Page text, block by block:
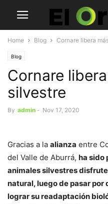
Home Blog Cornare libera
Blog
Cornare
silvestre
By admin - Nov 17, 2020
Gracias a la alianza entre
del Valle de Aburrá, ha sido
animales silvestres
natural, luego de pasar
lograr su readaptación